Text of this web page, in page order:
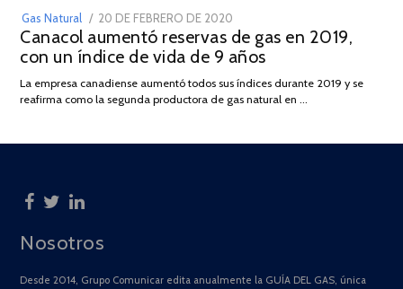
Gas Natural
POSTED
ON
20 DE FEBRERO DE 2020
DE
JULIO
2025
Canacol aumentó reservas de gas en 2019,
con un índice de vida de 9 años
La empresa canadiense aumentó todos sus índices durante 2019 y se
reafirma como la segunda productora de gas natural en …
Nosotros
Desde 2014, Grupo Comunicar edita anualmente la GUÍA DEL GAS, única